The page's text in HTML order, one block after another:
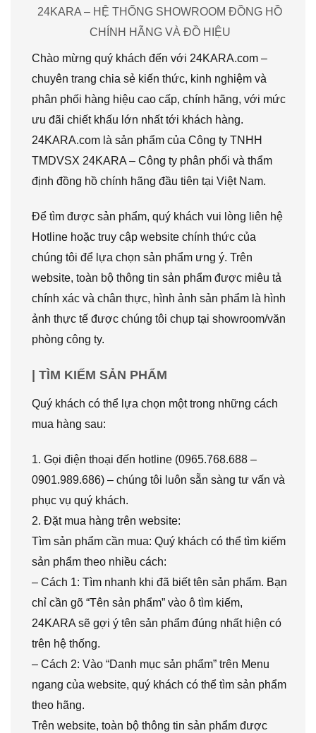
24KARA – HỆ THỐNG SHOWROOM ĐỒNG HỒ
CHÍNH HÃNG VÀ ĐỒ HIỆU
Chào mừng quý khách đến với 24KARA.com –
chuyên trang chia sẻ kiến thức, kinh nghiệm và
phân phối hàng hiệu cao cấp, chính hãng, với mức
ưu đãi chiết khấu lớn nhất tới khách hàng.
24KARA.com là sản phẩm của Công ty TNHH
TMDVSX 24KARA – Công ty phân phối và thẩm
định đồng hồ chính hãng đầu tiên tại Việt Nam.
Để tìm được sản phẩm, quý khách vui lòng liên hệ
Hotline hoặc truy cập website chính thức của
chúng tôi để lựa chọn sản phẩm ưng ý. Trên
website, toàn bộ thông tin sản phẩm được miêu tả
chính xác và chân thực, hình ảnh sản phẩm là hình
ảnh thực tế được chúng tôi chụp tại showroom/văn
phòng công ty.
| TÌM KIẾM SẢN PHẨM
Quý khách có thể lựa chọn một trong những cách
mua hàng sau:
1. Gọi điện thoại đến hotline (0965.768.688 –
0901.989.686) – chúng tôi luôn sẵn sàng tư vấn và
phục vụ quý khách.
2. Đặt mua hàng trên website:
Tìm sản phẩm cần mua: Quý khách có thể tìm kiếm
sản phẩm theo nhiều cách:
– Cách 1: Tìm nhanh khi đã biết tên sản phẩm. Bạn
chỉ cần gõ “Tên sản phẩm” vào ô tìm kiếm,
24KARA sẽ gợi ý tên sản phẩm đúng nhất hiện có
trên hệ thống.
– Cách 2: Vào “Danh mục sản phẩm” trên Menu
ngang của website, quý khách có thể tìm sản phẩm
theo hãng.
Trên website, toàn bộ thông tin sản phẩm được